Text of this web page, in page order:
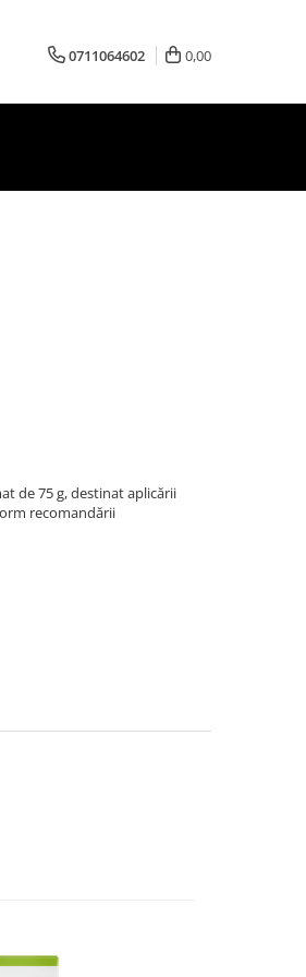
0711064602 0,00
de 75 g, destinat aplicării
recomandării